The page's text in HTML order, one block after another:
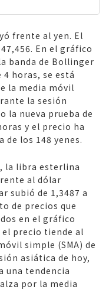
frente al yen. El
En el gráfico
banda de Bollinger
horas, se está
la media móvil
la sesión
la nueva prueba de
y el precio ha
los 148 yenes.
la libra esterlina
al dólar
subió de 1,3487 a
de precios que
en el gráfico
precio tiende al
simple (SMA) de
asiática de hoy,
una tendencia
por la media